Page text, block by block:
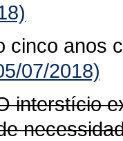
cinco anos
07/2018)
interstício